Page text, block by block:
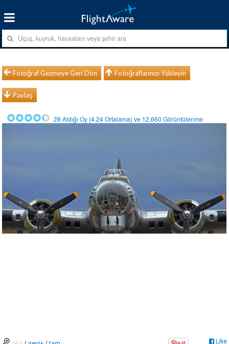
Fotoğraf Gezmeye Geri Dön Fotoğraflarınızı Yükleyin
Paylaş
28 Aldığı Oy (4.24Ortalama) ve 12.660 Görüntülenme
Like